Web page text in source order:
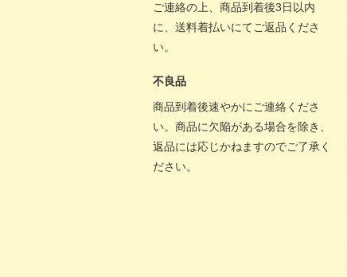
ご連絡の上、商品到着後3日以内
に、送料着払いにてご返品くださ
い。
不良品
商品到着後速やかにご連絡くださ
い。商品に欠陥がある場合を除き、
返品には応じかねますのでご了承く
ださい。